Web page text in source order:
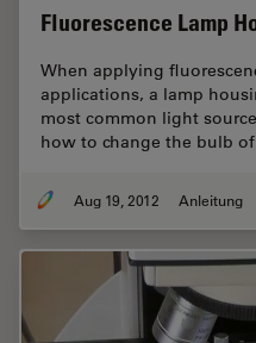
Fluorescence Lamp
When applying
applications, a lamp
most common light
how to change the bulb
Aug 19, 2012 Anleitung